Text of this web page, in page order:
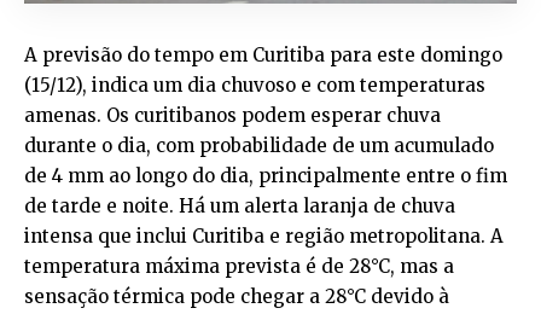
A previsão do tempo em Curitiba para este domingo
(15/12), indica um dia chuvoso e com temperaturas
amenas. Os curitibanos podem esperar chuva
durante o dia, com probabilidade de um acumulado
de 4 mm ao longo do dia, principalmente entre o fim
de tarde e noite. Há um alerta laranja de chuva
intensa que inclui Curitiba e região metropolitana. A
temperatura máxima prevista é de 28°C, mas a
sensação térmica pode chegar a 28°C devido à